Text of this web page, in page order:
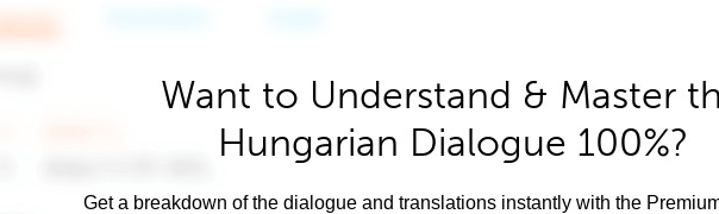
Want to Understand & Master
Hungarian Dialogue 100%?
Get a breakdown of the dialogue and translations instantly with the